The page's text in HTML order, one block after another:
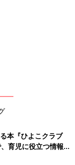
本『ひよこクラブ
育児に役立つ情報が